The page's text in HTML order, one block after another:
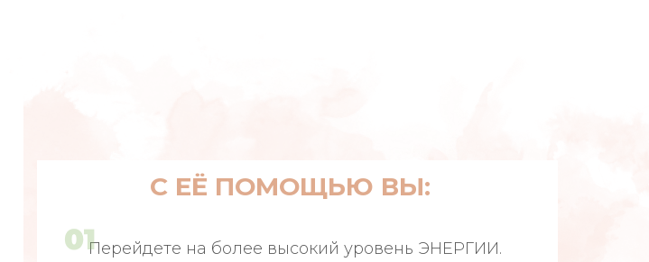
С ЕЁ ПОМОЩЬЮ ВЫ:
Перейдете на более высокий уровень ЭНЕРГИИ.